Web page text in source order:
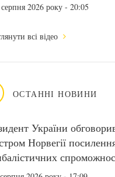
2026 року - 20:05
всі відео
ОСТАННІ НОВИНИ
України
Норвегії